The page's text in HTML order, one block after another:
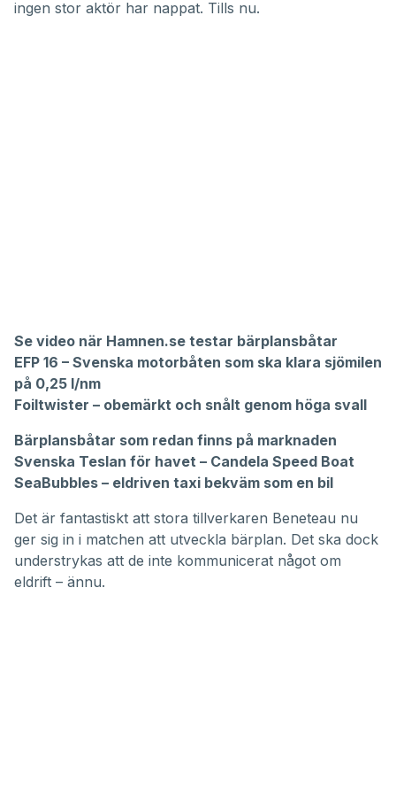
ingen stor aktör har nappat. Tills nu.
Se video när Hamnen.se testar bärplansbåtar
EFP 16 – Svenska motorbåten som ska klara sjömilen
på 0,25 l/nm
Foiltwister – obemärkt och snålt genom höga svall
Bärplansbåtar som redan finns på marknaden
Svenska Teslan för havet – Candela Speed Boat
SeaBubbles – eldriven taxi bekväm som en bil
Det är fantastiskt att stora tillverkaren Beneteau nu
ger sig in i matchen att utveckla bärplan. Det ska dock
understrykas att de inte kommunicerat något om
eldrift – ännu.